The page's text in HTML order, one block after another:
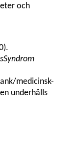
och
medicinsk-
underhålls